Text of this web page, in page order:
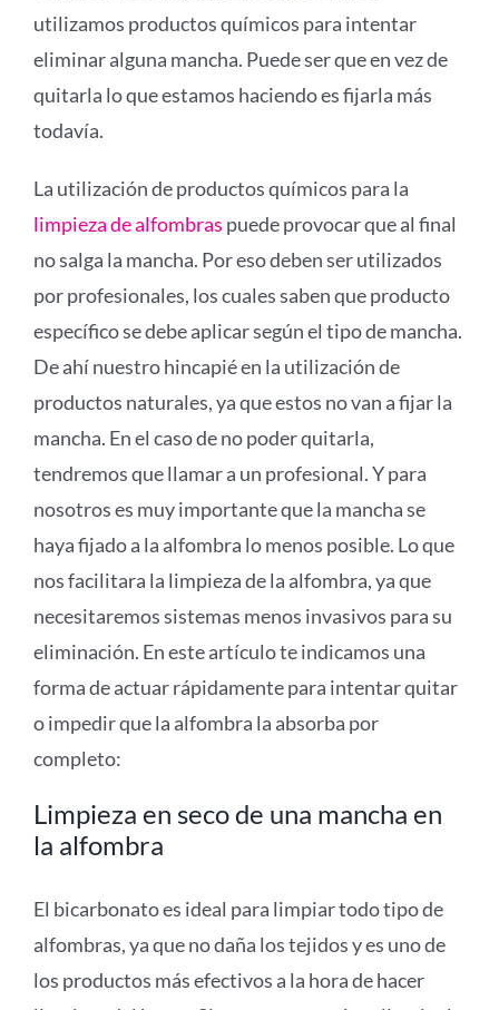
utilizamos productos químicos para intentar
eliminar alguna mancha. Puede ser que en vez de
quitarla lo que estamos haciendo es fijarla más
todavía.
La utilización de productos químicos para la
limpieza de alfombras puede provocar que al final
no salga la mancha. Por eso deben ser utilizados
por profesionales, los cuales saben que producto
específico se debe aplicar según el tipo de mancha.
De ahí nuestro hincapié en la utilización de
productos naturales, ya que estos no van a fijar la
mancha. En el caso de no poder quitarla,
tendremos que llamar a un profesional. Y para
nosotros es muy importante que la mancha se
haya fijado a la alfombra lo menos posible. Lo que
nos facilitara la limpieza de la alfombra, ya que
necesitaremos sistemas menos invasivos para su
eliminación. En este artículo te indicamos una
forma de actuar rápidamente para intentar quitar
o impedir que la alfombra la absorba por
completo:
Limpieza en seco de una mancha en
la alfombra
El bicarbonato es ideal para limpiar todo tipo de
alfombras, ya que no daña los tejidos y es uno de
los productos más efectivos a la hora de hacer